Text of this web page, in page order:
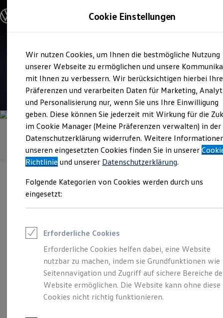
Hauptinhalt
springen
Footer
springen
Modelle & Konfigurator
Nutzfahrzeugkategorien entdecken
Modelle konfigurieren
Vorgängermodelle und Oldtimer
Vorgängermodelle
Oldtimer
Bulli Historie
Branchenlösungen & Gewerbekunden
Umbaulösungen und Hersteller finden
Auf- und Umbauten entdecken & konfigurieren
Groß- und Sonderkunden
Großkunden
Kommunen & Behörden
Journalisten
Sportvereine
Branchenlösungen
Gewerbliche Personenbeförderung
Service & mobile Werkstätten
Kühlfahrzeuge
ONE Business ID Vorteile
Fahrzeugsuche & Marktplatz
Fahrzeugsuche
Fahrzeuge online kaufen
Digitaler Marktplatz
Kauf & Finanzierung
Online-Fahrzeugbewertung
Aktionen & Angebote
Verkauf und Service
Autohaus Schüler
4.9| 130 Bewertungen
Oelsnitzer Straße 65, 08223 Falkenstein
Cookie Einstellungen
Wir nutzen Cookies, um Ihnen die bestmögliche Nutzung
unserer Webseite zu ermöglichen und unsere
mit Ihnen zu verbessern. Wir berücksichtigen hierbei Ihre
Präferenzen und verarbeiten Daten für Marketing,
und Personalisierung nur, wenn Sie uns Ihre Einwilligung
geben. Diese können Sie jederzeit mit Wirkung für die
im Cookie Manager (Meine Präferenzen verwalten) in der
Datenschutzerklärung widerrufen. Weitere
unseren eingesetzten Cookies finden Sie in unserer
Richtlinie und unserer Datenschutzerklärung.
Folgende Kategorien von Cookies werden durch uns
eingesetzt:
Erforderliche Cookies
Erforderliche Cookies helfen dabei, eine Website
nutzbar zu machen, indem sie Grundfunktionen wie
Seitennavigation und Zugriff auf sichere Bereiche
Website ermöglichen. Die Website kann ohne diese
Cookies nicht richtig funktionieren.